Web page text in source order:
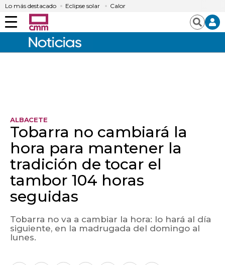
Lo más destacado Eclipse solar Calor
Menú Buscar
ALBACETE
Tobarra no cambiará la
hora para mantener la
tradición de tocar el
tambor 104 horas
seguidas
Tobarra no va a cambiar la hora: lo hará al día
siguiente, en la madrugada del domingo al
lunes.
Algo salió mal.